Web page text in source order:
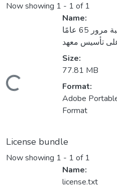
Now showing 1 - 1 of 1
Name:
كتاب تذكاري بمناسبة مرور 65 عامًا
Size:
77.81 MB
Format:
Adobe
Format
License bundle
Now showing 1 - 1 of 1
Name:
license.txt